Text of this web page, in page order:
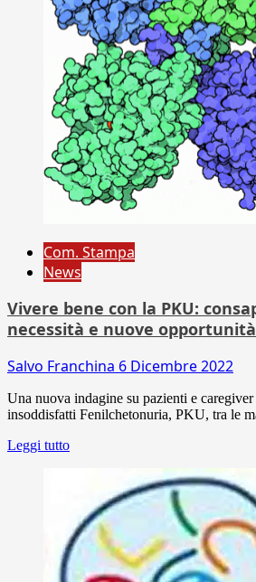
Com. Stampa
News
Vivere bene con la PKU:
necessità e nuove
Salvo Franchina 6 Dicembre 2022
Una nuova indagine su pazienti e
insoddisfatti Fenilchetonuria, PKU, tra le
Leggi tutto